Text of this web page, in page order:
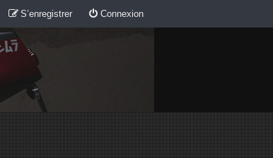
Connexion
S’enregistrer